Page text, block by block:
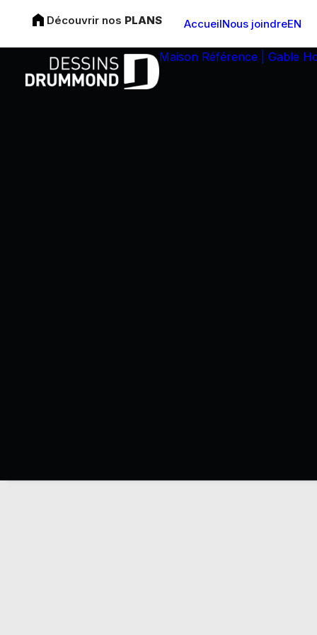
Découvrir nos PLANS AccueilNous joindreEN
Maison Référence | Gable